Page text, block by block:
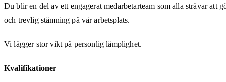
Du blir en del av ett engagerat medarbetarteam som alla strävar
och trevlig stämning på vår arbetsplats.
Vi lägger stor vikt på personlig lämplighet.
Kvalifikationer